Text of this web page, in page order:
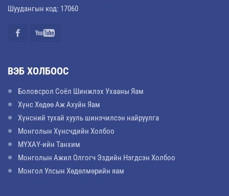
Шуудангын код: 17060
ВЭБ ХОЛБООС
Боловсрол Соёл Шинжлэх Ухааны Яам
Хүнс Хөдөө Аж Ахуйн Яам
Хүнсний тухай хууль шинэчилсэн найруулга
Монголын Хүнсчдийн Холбоо
МҮХАҮ-ийн Танхим
Монголын Ажил Олгогч Эздийн Нэгдсэн Холбоо
Монгол Улсын Хөдөлмөрийн яам